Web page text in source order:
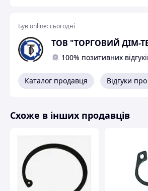
Був online:сьогодні
ТОВ "ТОРГОВИЙ ДІМ-
100% позитивних
Каталог продавця Відгуки
Схоже в інших продавців